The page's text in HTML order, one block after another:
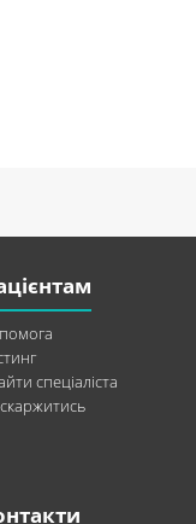
спеціаліста